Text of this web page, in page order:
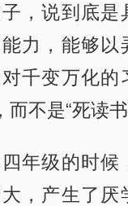
，说到底是
力，能够以
千变万化的
而不是“死读书
年级的时候
，产生了厌